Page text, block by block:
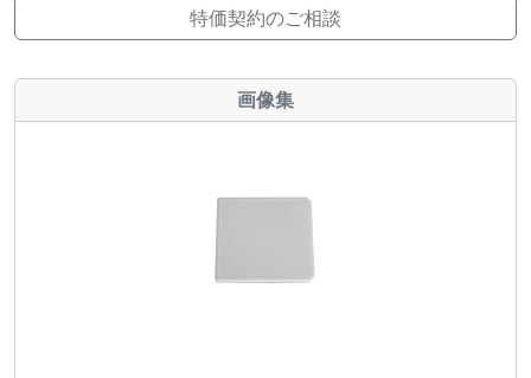
特価契約のご相談
画像集